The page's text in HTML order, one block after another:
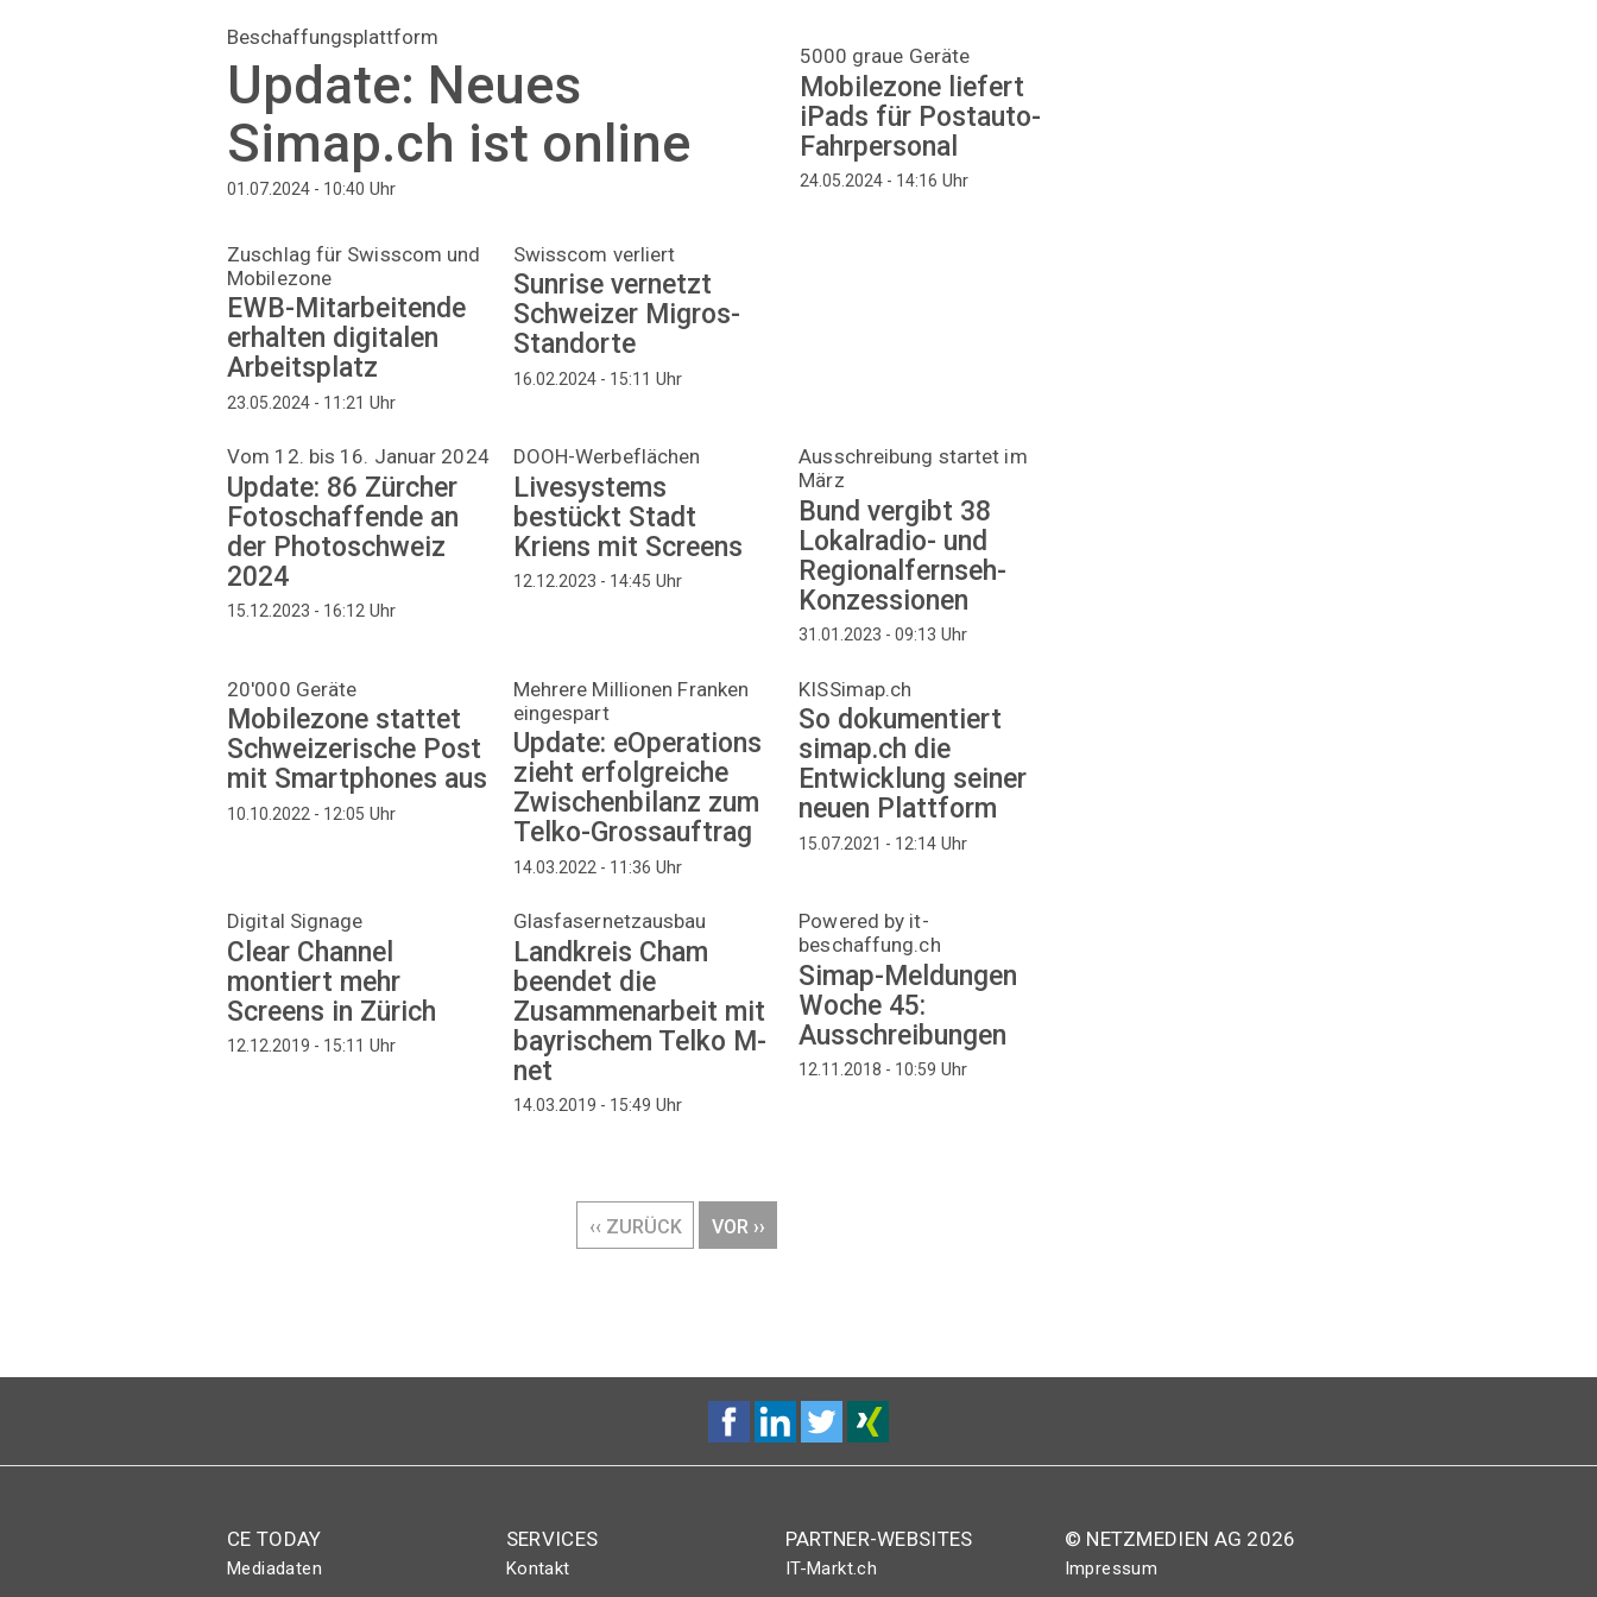
Beschaffungsplattform
Update: Neues
Simap.ch ist online
01.07.2024 - 10:40 Uhr
5000 graue Geräte
Mobilezone liefert
iPads für Postauto-
Fahrpersonal
24.05.2024 - 14:16 Uhr
Zuschlag für Swisscom und
Mobilezone
EWB-Mitarbeitende
erhalten digitalen
Arbeitsplatz
23.05.2024 - 11:21 Uhr
Swisscom verliert
Sunrise vernetzt
Schweizer Migros-
Standorte
16.02.2024 - 15:11 Uhr
Vom 12. bis 16. Januar 2024
Update: 86 Zürcher
Fotoschaffende an
der Photoschweiz
2024
15.12.2023 - 16:12 Uhr
DOOH-Werbeflächen
Livesystems
bestückt Stadt
Kriens mit Screens
12.12.2023 - 14:45 Uhr
Ausschreibung startet im
März
Bund vergibt 38
Lokalradio- und
Regionalfernseh-
Konzessionen
31.01.2023 - 09:13 Uhr
20'000 Geräte
Mobilezone stattet
Schweizerische Post
mit Smartphones aus
10.10.2022 - 12:05 Uhr
Mehrere Millionen Franken
eingespart
Update: eOperations
zieht erfolgreiche
Zwischenbilanz zum
Telko-Grossauftrag
14.03.2022 - 11:36 Uhr
KISSimap.ch
So dokumentiert
simap.ch die
Entwicklung seiner
neuen Plattform
15.07.2021 - 12:14 Uhr
Digital Signage
Clear Channel
montiert mehr
Screens in Zürich
12.12.2019 - 15:11 Uhr
Glasfasernetzausbau
Landkreis Cham
beendet die
Zusammenarbeit mit
bayrischem Telko M-
net
14.03.2019 - 15:49 Uhr
Powered by it-
beschaffung.ch
Simap-Meldungen
Woche 45:
Ausschreibungen
12.11.2018 - 10:59 Uhr
VORHERIGE
‹‹ ZURÜCK
NÄCHSTE
VOR ››
CE TODAY
Mediadaten
SERVICES
Kontakt
PARTNER-WEBSITES
IT-Markt.ch
© NETZMEDIEN AG 2026
Impressum